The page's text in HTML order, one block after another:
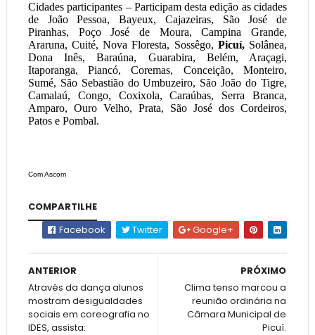
Cidades participantes – Participam desta edição as cidades
de João Pessoa, Bayeux, Cajazeiras, São José de
Piranhas, Poço José de Moura, Campina Grande,
Araruna, Cuité, Nova Floresta, Sossêgo, Picuí,Solânea,
Dona Inês, Baraúna, Guarabira, Belém, Araçagi,
Itaporanga, Piancó, Coremas, Conceição, Monteiro,
Sumé, São Sebastião do Umbuzeiro, São João do Tigre,
Camalaú, Congo, Coxixola, Caraúbas, Serra Branca,
Amparo, Ouro Velho, Prata, São José dos Cordeiros,
Patos e Pombal.
Com Ascom
COMPARTILHE
Facebook
Twitter Google+
PRÓXIMO
Clima tenso marcou a
reunião ordinária na
Câmara Municipal de
Picuí.
ANTERIOR
Através da dança alunos
mostram desigualdades
sociais em coreografia no
IDES, assista: